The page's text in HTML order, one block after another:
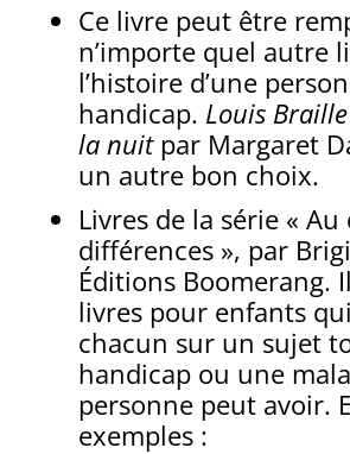
Ce livre peut être
n’importe quel autre
l’histoire d’une
handicap. Louis
la nuitpar Margaret
un autre bon choix.
Livres de la série «
différences », par
Éditions Boomerang.
livres pour enfants
chacun sur un sujet
handicap ou une
personne peut avoir.
exemples :